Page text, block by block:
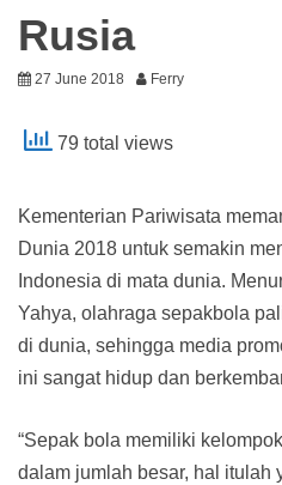
Rusia
27 June 2018 Ferry
79 total views
Kementerian Pariwisata
Dunia 2018 untuk semakin
Indonesia di mata dunia.
Yahya, olahraga sepakbola
di dunia, sehingga media
ini sangat hidup dan
“Sepak bola memiliki
dalam jumlah besar, hal itulah